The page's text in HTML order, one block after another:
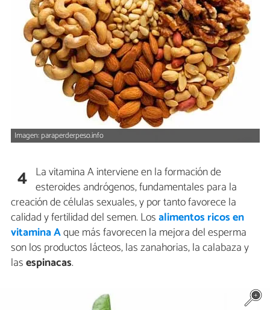
Imagen: paraperderpeso.info
4 La vitamina A interviene en la formación de
esteroides andrógenos, fundamentales para la
creación de células sexuales, y por tanto favorece la
calidad y fertilidad del semen. Losalimentos ricos en
vitamina Aque más favorecen la mejora del esperma
son los productos lácteos, las zanahorias, la calabaza y
lasespinacas.